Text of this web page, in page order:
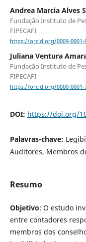
Andrea Marcia Alves
Fundação Instituto de
FIPECAFI
https://orcid.org/0009-0001-
Juliana Ventura
Fundação Instituto de
FIPECAFI
https://orcid.org/0000-0001-
DOI: https://doi.org/
Palavras-chave:
Auditores, Membros
Resumo
Objetivo: O estudo
entre contadores
membros dos